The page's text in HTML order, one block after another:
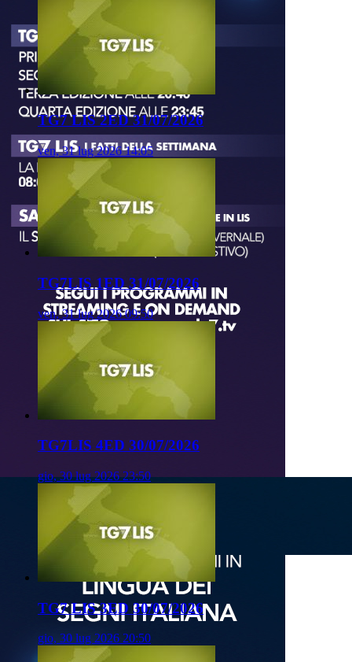
TG7 LIS 2ED 31/07/2026
ven, 31 lug 2026 14:05
TG7LIS 1ED 31/07/2026
ven, 31 lug 2026 09:50
TG7LIS 4ED 30/07/2026
gio, 30 lug 2026 23:50
TG7 LIS 3ED 30/07/2026
gio, 30 lug 2026 20:50